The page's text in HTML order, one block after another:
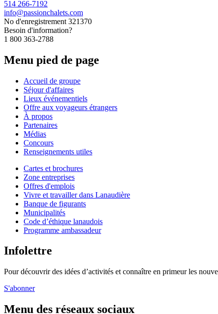
514 266-7192
info@passionchalets.com
No d'enregistrement 321370
Besoin d'information?
1 800 363-2788
Menu pied de page
Accueil de groupe
Séjour d'affaires
Lieux événementiels
Offre aux voyageurs étrangers
À propos
Partenaires
Médias
Concours
Renseignements utiles
Cartes et brochures
Zone entreprises
Offres d'emplois
Vivre et travailler dans Lanaudière
Banque de figurants
Municipalités
Code d’éthique lanaudois
Programme ambassadeur
Infolettre
Pour découvrir des idées d’activités et connaître en primeur les
S'abonner
Menu des réseaux sociaux